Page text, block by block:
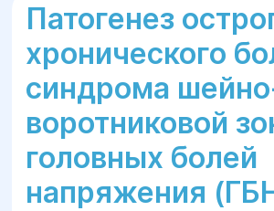
Патогенез
хронического
синдрома
воротниковой
головных болей
напряжения